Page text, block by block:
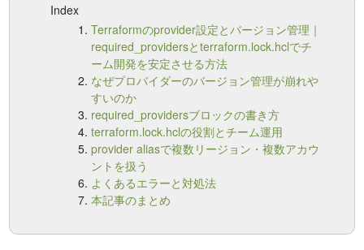
Index
Terraformのprovider設定とバージョン管理｜
required_providersとterraform.lock.hclでチ
ーム開発を安定させる方法
なぜプロバイダーのバージョン管理が崩れや
すいのか
required_providersブロックの書き方
terraform.lock.hclの役割とチーム運用
provider aliasで複数リージョン・複数アカウ
ントを扱う
よくあるエラーと対処法
本記事のまとめ